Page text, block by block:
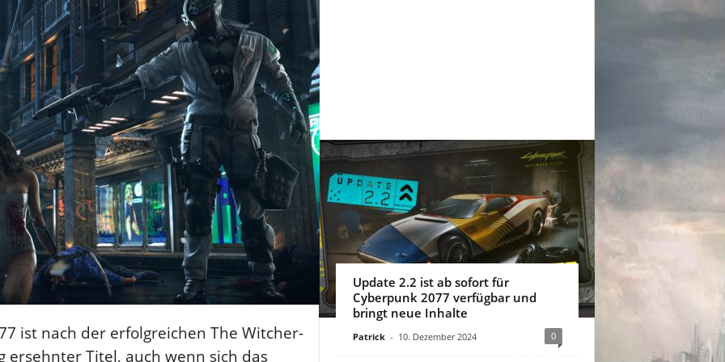
ist nach der erfolgreichen The Witcher-
ersehnter Titel, auch wenn sich das
Update 2.2 ist ab sofort für
Cyberpunk 2077 verfügbar und
bringt neue Inhalte
Patrick - 10. Dezember 2024 0